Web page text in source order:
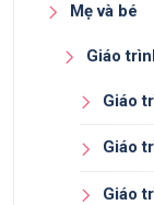
Mẹ và bé
Giáo
Giáo
Giáo
Giáo